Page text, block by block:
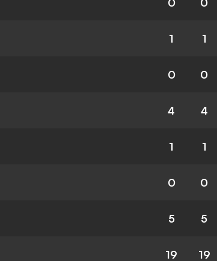
1 1
0 0
4 4
1 1
0 0
5 5
19 19